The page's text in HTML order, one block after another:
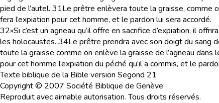
pied de l’autel. 31Le prêtre enlèvera toute la graisse, comme
fera l’expiation pour cet homme, et le pardon lui sera accordé.
32»Si c’est un agneau qu’il offre en sacrifice d’expiation, il
les holocaustes. 34Le prêtre prendra avec son doigt du sang
toute la graisse comme on enlève la graisse de l’agneau dans
pour cet homme l’expiation du péché qu’il a commis, et le
Texte biblique de la Bible version Segond 21
Copyright © 2007 Société Biblique de Genève
Reproduit avec aimable autorisation. Tous droits réservés.